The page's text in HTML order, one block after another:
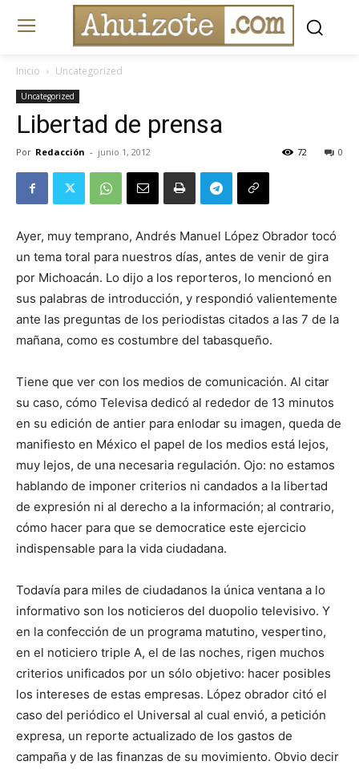
Inicio Uncategorized
Uncategorized
Libertad de prensa
Por Redacción - junio 1, 2012 0
72
Ayer, muy temprano, Andrés Manuel López Obrador tocó
un tema toral para nuestros días, antes de venir de gira
por Michoacán. Lo dijo a los reporteros, lo mencionó en
sus palabras de introducción, y respondió valientemente
ante las preguntas de los periodistas citados a las 7 de la
mañana, como es costumbre del tabasqueño.
Tiene que ver con los medios de comunicación. Al citar
su caso, cómo Televisa dedicó al rededor de 13 minutos
en su edición de antier para enlodar su imagen, queda de
manifiesto en México el papel de los medios está lejos,
muy lejos, de una necesaria regulación. Ojo: no estamos
hablando de imponer criterios ni candados a la libertad
de expresión ni al derecho a la información; al contrario,
cómo hacer para que se democratice este ejercicio
indispensable para la vida ciudadana.
Todavía para miles de ciudadanos la única ventana a lo
informativo son los noticieros del duopolio televisivo. Y
en la confección de un programa matutino, vespertino,
en el noticiero triple A, el de las noches, rigen muchos
criterios unificados por un sólo objetivo: hacer posibles
los intereses de estas empresas. López obrador citó el
caso del periódico el Universal al cual envió, a petición
expresa, un reporte actualizado de los gastos de
campaña y de las finanzas de su movimiento. Obvio decir